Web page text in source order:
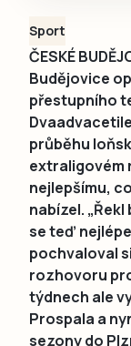
Sport
ČESKÉ
Budějovice
přestupního
průběhu
extraligovém
nejlepšímu,
nabízel.
se teď
pochvaloval
rozhovoru
týdnech ale
Prospala a
sezony do